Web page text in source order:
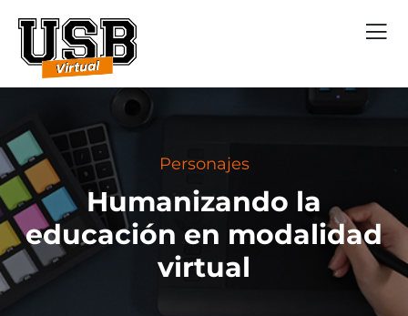
Personajes
Humanizando la
educación en modalidad
virtual​